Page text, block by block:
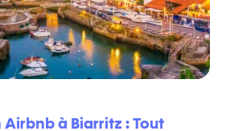
à Biarritz : Tout